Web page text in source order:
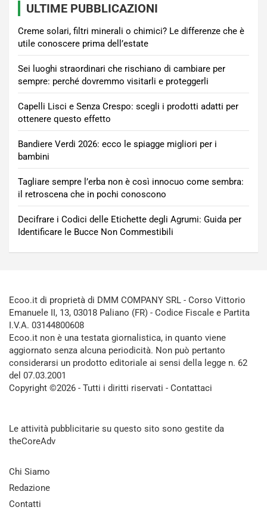
ULTIME PUBBLICAZIONI
Creme solari, filtri minerali o chimici? Le differenze che è
utile conoscere prima dell’estate
Sei luoghi straordinari che rischiano di cambiare per
sempre: perché dovremmo visitarli e proteggerli
Capelli Lisci e Senza Crespo: scegli i prodotti adatti per
ottenere questo effetto
Bandiere Verdi 2026: ecco le spiagge migliori per i
bambini
Tagliare sempre l’erba non è così innocuo come sembra:
il retroscena che in pochi conoscono
Decifrare i Codici delle Etichette degli Agrumi: Guida per
Identificare le Bucce Non Commestibili
Ecoo.it di proprietà di DMM COMPANY SRL - Corso Vittorio
Emanuele II, 13, 03018 Paliano (FR) - Codice Fiscale e Partita
I.V.A. 03144800608
Ecoo.it non è una testata giornalistica, in quanto viene
aggiornato senza alcuna periodicità. Non può pertanto
considerarsi un prodotto editoriale ai sensi della legge n. 62
del 07.03.2001
Copyright ©2026 - Tutti i diritti riservati - Contattaci
Le attività pubblicitarie su questo sito sono gestite da
theCoreAdv
Chi Siamo
Redazione
Contatti